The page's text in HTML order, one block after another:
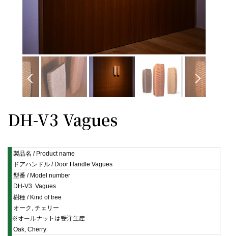
DH-V3 Vagues
製品名 / Product name
ドアハンドル / Door Handle Vagues
型番 / Model number
DH-V3 Vagues
樹種 / Kind of tree
オーク, チェリー
※オールナットは受注生産
Oak, Cherry